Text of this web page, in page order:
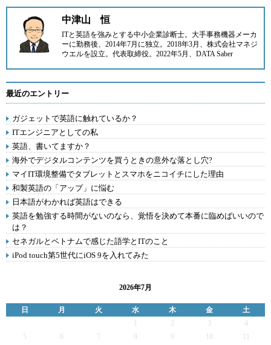
中津山 恒
ITと英語を強みとする中小企業診断士。大手事務機器メーカ
ーに勤務後、2014年7月に独立。2018年3月、 株式会社マネジ
ウエルを設立。代表取締役。2022年5月、 DATA Saber
最近のエントリー
ガジェットで英語に触れているか？
ITエンジニアとしての私
英語、書いてますか？
海外でデジタルコンテンツを買うときの意外な落とし穴?
マイIT環境整備でタブレットとスマホをニコイチにした理由
和製英語の「アップ」に悩む
日本語がわかれば英語はできる
英語を勉強する時間がないのなら、覚悟を決めて本番に臨めばいいので
は？
セネガルとベトナムで感じた語学とITのこと
iPod touch第5世代にiOS 9を入れてみた
2026年7月
日 月 火 水 木 金
土
2 3
4
5
6 7 9